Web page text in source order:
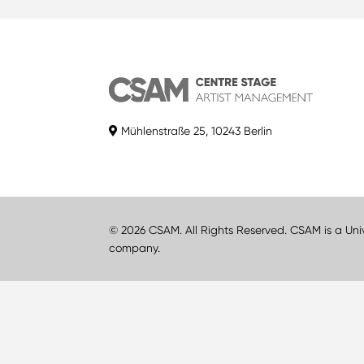
Mühlenstraße 25, 10243 Berlin
© 2026 CSAM. All Rights Reserved. CSAM is a
company.